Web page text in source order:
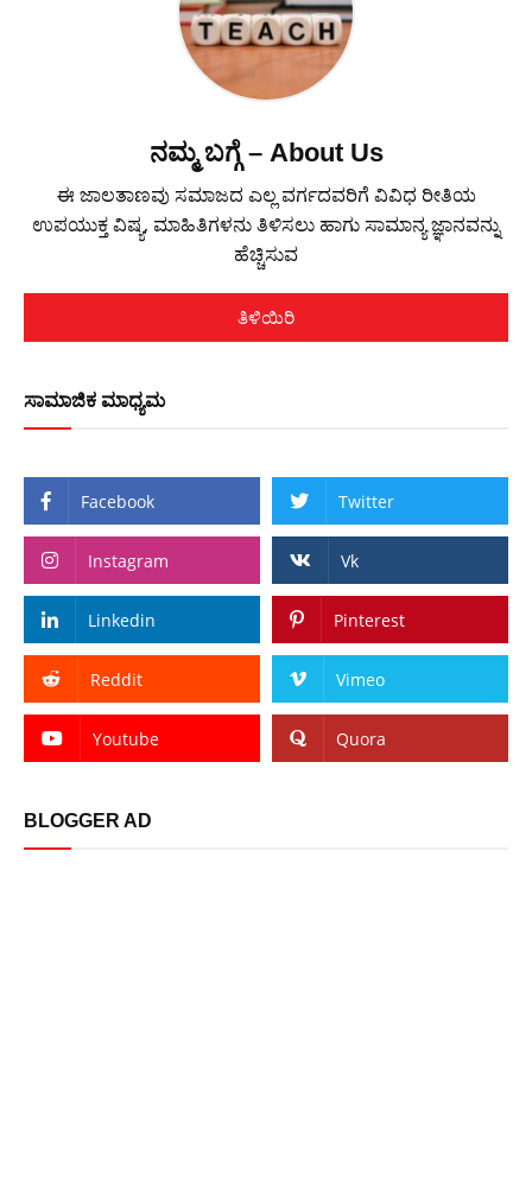
ನಮ್ಮ ಬಗ್ಗೆ – About Us
ಈ ಜಾಲತಾಣವು ಸಮಾಜದ ಎಲ್ಲ ವರ್ಗದವರಿಗೆ ವಿವಿಧ ರೀತಿಯ
ಉಪಯುಕ್ತ ವಿಷ್ಯ, ಮಾಹಿತಿಗಳನು ತಿಳಿಸಲು ಹಾಗು ಸಾಮಾನ್ಯ ಜ್ಞಾನವನ್ನು
ಹೆಚ್ಚಿಸುವ
ತಿಳಿಯಿರಿ
ಸಾಮಾಜಿಕ ಮಾಧ್ಯಮ
Facebook Twitter
Instagram Vk
Linkedin Pinterest
Reddit Vimeo
Youtube Quora
BLOGGER AD